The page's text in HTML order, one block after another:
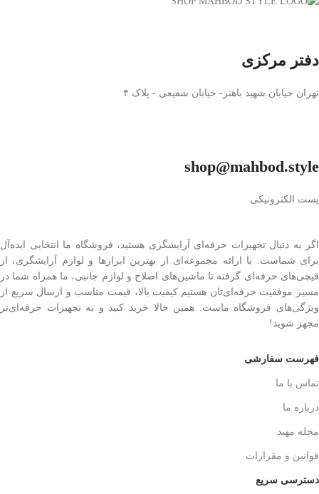
دفتر مرکزی
تهران خیابان شهید باهنر- خیابان شفیعی - پلاک ۴
shop@mahbod.style
پست الکترونیکی
اگر به دنبال تجهیزات حرفه‌ای آرایشگری هستید، فروشگاه ما انتخابی ایده‌آل
برای شماست. با ارائه مجموعه‌ای از بهترین ابزارها و لوازم آرایشگری، از
قیچی‌های حرفه‌ای گرفته تا ماشین‌های اصلاح و لوازم جانبی، ما همراه شما در
مسیر موفقیت حرفه‌ای‌تان هستیم.کیفیت بالا، قیمت مناسب و ارسال سریع از
ویژگی‌های فروشگاه ماست. همین حالا خرید کنید و به تجهیزات حرفه‌ای‌تر
مجهز شوید!
فهرست سفارشی
تماس با ما
درباره ما
مجله مهبد
قوانین و مقرارات
دسترسی سریع